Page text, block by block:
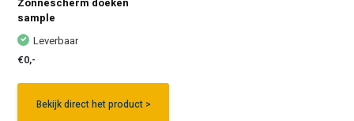
sample
Leverbaar
€0,-
Bekijk direct het product >